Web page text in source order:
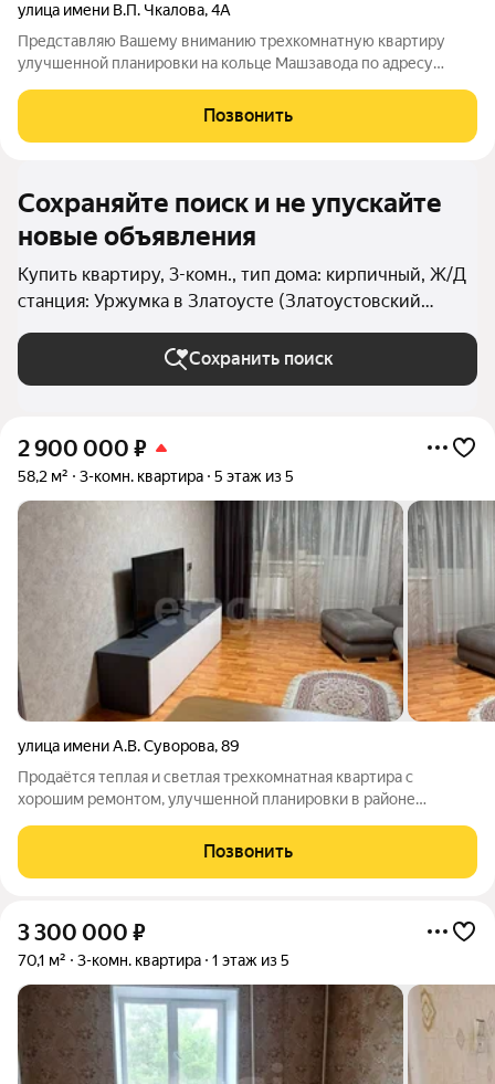
улица имени В.П. Чкалова,4А
Представляю Вашему вниманию трехкомнатную квартиру
улучшенной планировки на кольце Машзавода по адресу
три комнаты раздельные и достаточно большие по площади,
установлены евро окна. Санузел
Позвонить
Сохраняйте поиск и не упускайте
новые объявления
Купить квартиру, 3-комн., тип дома: кирпичный, Ж/Д
станция: Уржумка в Златоусте (Златоустовский
округ)
Сохранить поиск
2 900 000 ₽
58,2 м² 3-комн. квартира 5 этаж из 5
улица имени А.В. Суворова,89
Продаётся теплая и светлая трехкомнатная квартира с
хорошим ремонтом, улучшенной планировки в районе
58.2" кв.м. Комнаты раздельные . Кухня просторная 8 кв.м.
Имеется большой балкон, Во всей
Позвонить
3 300 000 ₽
70,1 м² 3-комн. квартира 1 этаж из 5